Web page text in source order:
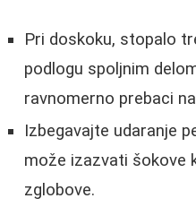
Pri doskoku, stopalo
podlogu spoljnim
ravnomerno prebaci
Izbegavajte udaranje
može izazvati šokove
zglobove.